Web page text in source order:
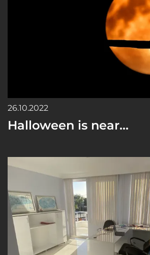
26.10.2022
Halloween is near...